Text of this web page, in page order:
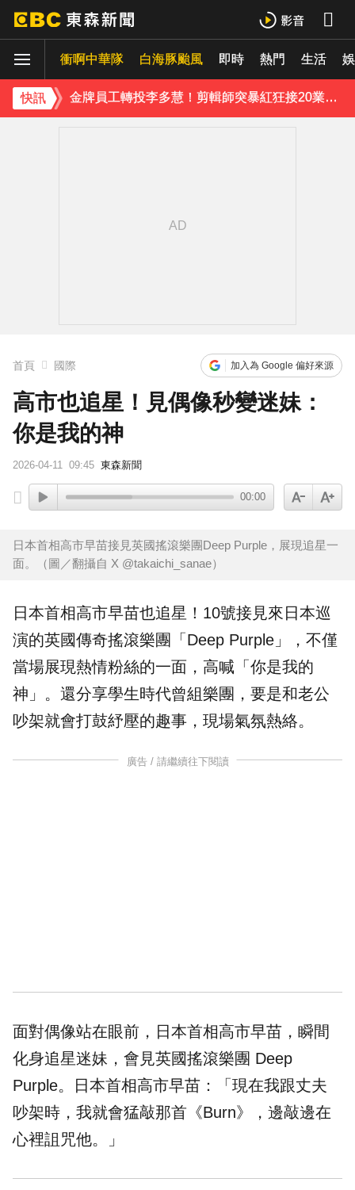
衝啊中華隊 白海豚颱風 即時 熱門 生活
快訊
金牌員工轉投李多慧！剪輯師突暴紅狂接20業配 Joeman 認：我也會想離職
下載東森App，隨時掌握天下大小事！
首頁 國際 加入為 Google 偏好來源
高市也追星！見偶像秒變迷妹：
你是我的神
2026-04-11 09:45 東森新聞
00:00
日本首相高市早苗接見英國搖滾樂團Deep Purple，展現追星一
面。（圖／翻攝自 X @takaichi_sanae）
日本首相高市早苗也追星 ！10號接見來日本巡
演的英國傳奇搖滾樂團 「 Deep Purple 」，不僅
當場展現熱情粉絲的一面，高喊「你是我的
神」。還分享學生時代曾組樂團，要是和老公
吵架就會打鼓紓壓的趣事，現場氣氛熱絡。
廣告 / 請繼續往下閱讀
面對偶像站在眼前，日本首相高市早苗，瞬間
化身追星迷妹，會見英國搖滾樂團 Deep
Purple。日本首相高市早苗：「現在我跟丈夫
吵架時，我就會猛敲那首《Burn》，邊敲邊在
心裡詛咒他。」